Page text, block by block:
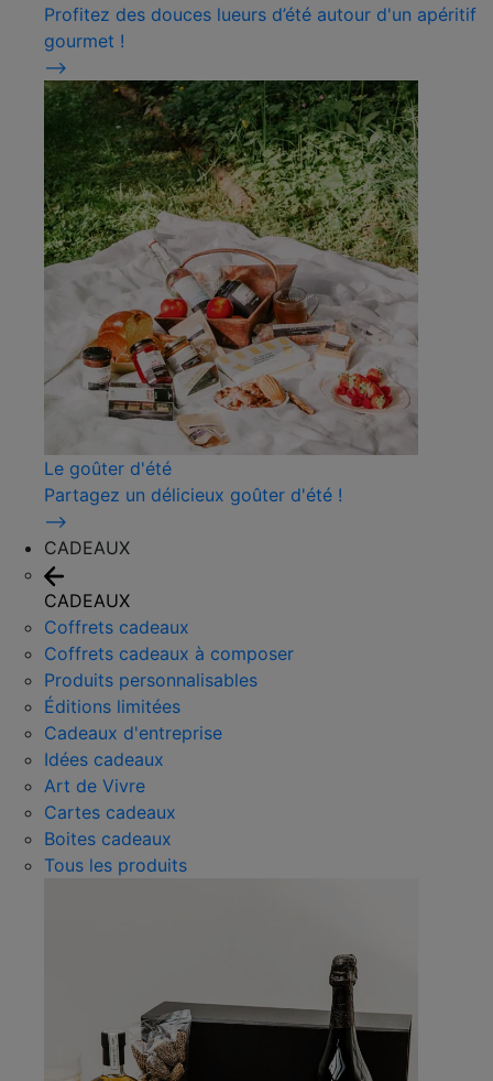
Profitez des douces lueurs d’été autour d'un apéritif
gourmet !
⟶
Le goûter d'été
Partagez un délicieux goûter d'été !
⟶
CADEAUX
CADEAUX
Coffrets cadeaux
Coffrets cadeaux à composer
Produits personnalisables
Éditions limitées
Cadeaux d'entreprise
Idées cadeaux
Art de Vivre
Cartes cadeaux
Boites cadeaux
Tous les produits